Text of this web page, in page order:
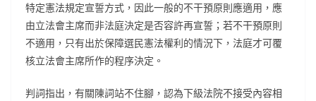
特定憲法規定宣誓方式，因此一般的不干預原則應適用，應
由立法會主席而非法庭決定是否容許再宣誓；若不干預原則
不適用，只有出於保障選民憲法權利的情況下，法庭才可覆
核立法會主席所作的程序決定。
判詞指出，有關陳詞站不住腳，認為下級法院不接受內容相